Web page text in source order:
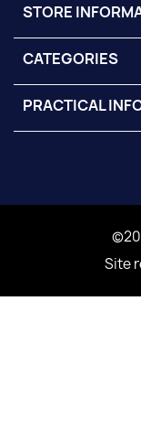
STORE
CATEGORIES
PRACTICAL
Site